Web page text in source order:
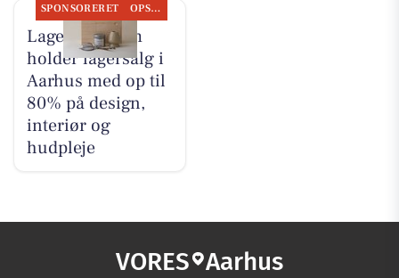
SPONSORERET OPSLAGSTAVLEN
Lagersalg.com
holder lagersalg i
Aarhus med op til
80% på design,
interiør og
hudpleje
VORES Aarhus